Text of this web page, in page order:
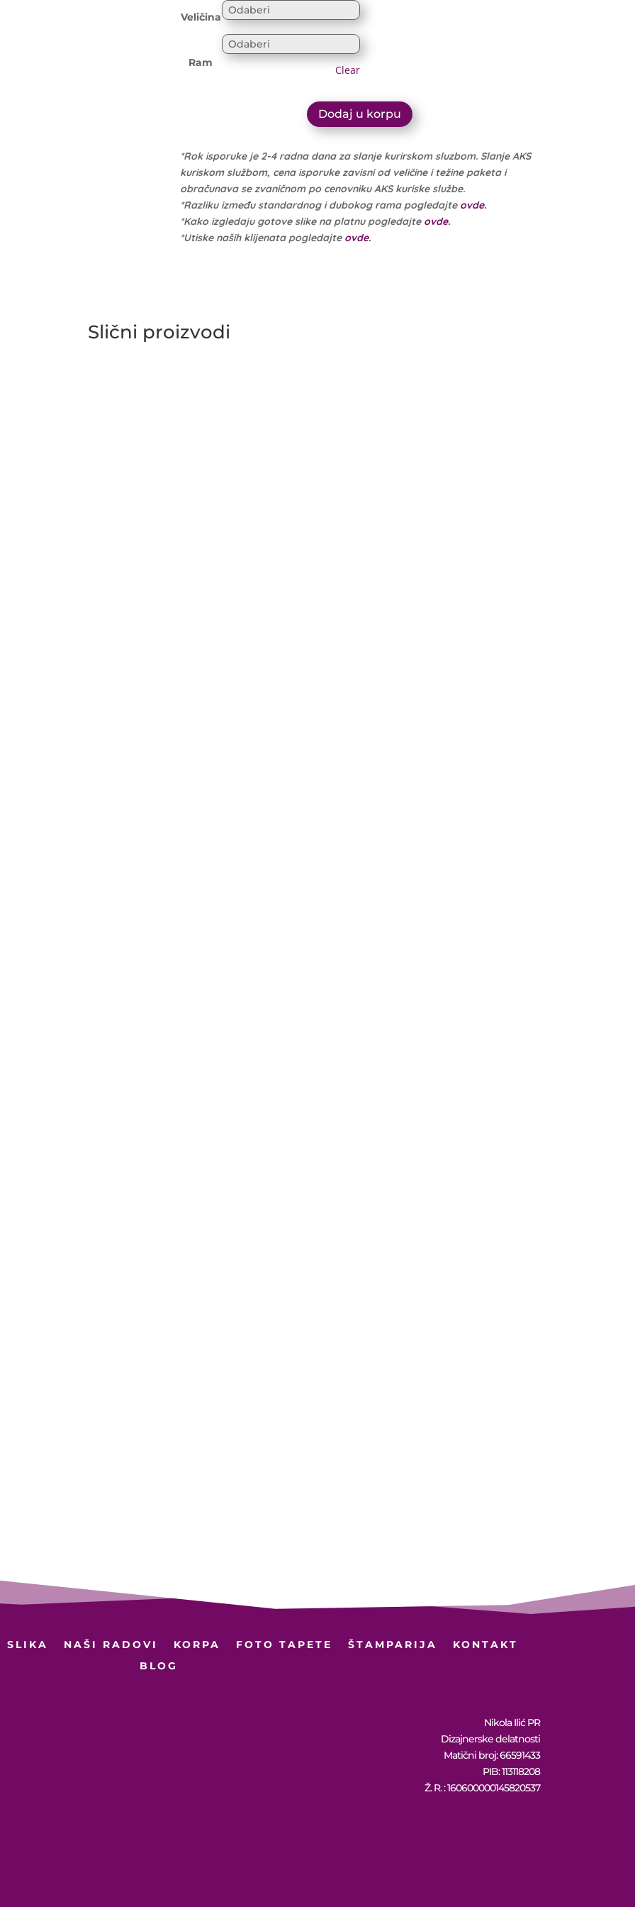
8.999 рсд
through
8.549 рсд
Veličina
Ram
Clear
Dodaj u korpu
*Rok isporuke je 2-4 radna dana za slanje kurirskom sluzbom. Slanje AKS
kuriskom službom, cena isporuke zavisni od veličine i težine paketa i
obračunava se zvaničnom po cenovniku AKS kuriske službe.
*Razliku između standardnog i dubokog rama pogledajte ovde.
*Kako izgledaju gotove slike na platnu pogledajte ovde.
*Utiske naših klijenata pogledajte ovde.
Slični proizvodi
SLIKA NAŠI RADOVI KORPA FOTO TAPETE ŠTAMPARIJA
KONTAKT
BLOG
Nikola Ilić PR
Dizajnerske delatnosti
Matični broj: 66591433
PIB: 113118208
Ž. R. : 160600000145820537